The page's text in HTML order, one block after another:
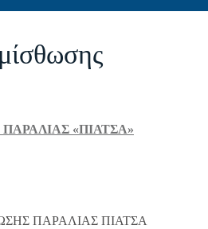
«ΠΙΑΤΣΑ»
ΠΑΡΑΛΙΑΣ ΠΙΑΤΣΑ